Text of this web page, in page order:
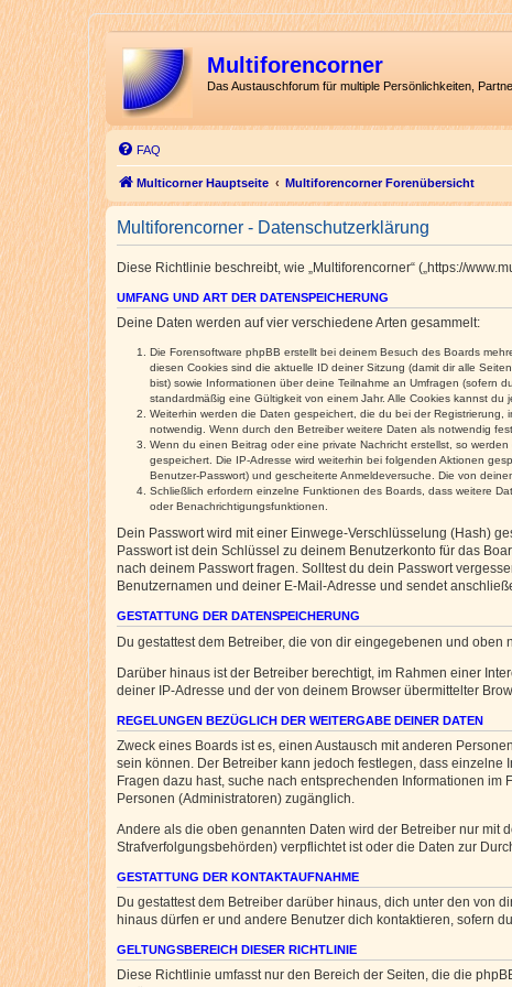
Multiforencorner
Das Austauschforum für multiple Persönlichkeiten,
FAQ
Multicorner Hauptseite Multiforencorner Forenübersicht
Multiforencorner - Datenschutzerklärung
Diese Richtlinie beschreibt, wie „Multiforencorner“ („https://
UMFANG UND ART DER DATENSPEICHERUNG
Deine Daten werden auf vier verschiedene Arten gesammelt:
Die Forensoftware phpBB erstellt bei deinem Besuch des Boards
diesen Cookies sind die aktuelle ID deiner Sitzung (damit dir alle
bist) sowie Informationen über deine Teilnahme an Umfragen (sofern
standardmäßig eine Gültigkeit von einem Jahr. Alle Cookies kannst du
Weiterhin werden die Daten gespeichert, die du bei der
notwendig. Wenn durch den Betreiber weitere Daten als notwendig
Wenn du einen Beitrag oder eine private Nachricht erstellst, so
gespeichert. Die IP-Adresse wird weiterhin bei folgenden Aktionen
Benutzer-Passwort) und gescheiterte Anmeldeversuche. Die von
Schließlich erfordern einzelne Funktionen des Boards, dass weitere
oder Benachrichtigungsfunktionen.
Dein Passwort wird mit einer Einwege-Verschlüsselung (Hash)
Passwort ist dein Schlüssel zu deinem Benutzerkonto für das
nach deinem Passwort fragen. Solltest du dein Passwort
Benutzernamen und deiner E-Mail-Adresse und sendet
GESTATTUNG DER DATENSPEICHERUNG
Du gestattest dem Betreiber, die von dir eingegebenen und
Darüber hinaus ist der Betreiber berechtigt, im Rahmen einer
deiner IP-Adresse und der von deinem Browser übermittelter
REGELUNGEN BEZÜGLICH DER WEITERGABE DEINER DATEN
Zweck eines Boards ist es, einen Austausch mit anderen
sein können. Der Betreiber kann jedoch festlegen, dass einzelne
Fragen dazu hast, suche nach entsprechenden Informationen
Personen (Administratoren) zugänglich.
Andere als die oben genannten Daten wird der Betreiber nur mit
Strafverfolgungsbehörden) verpflichtet ist oder die Daten zur
GESTATTUNG DER KONTAKTAUFNAHME
Du gestattest dem Betreiber darüber hinaus, dich unter den von
hinaus dürfen er und andere Benutzer dich kontaktieren, sofern
GELTUNGSBEREICH DIESER RICHTLINIE
Diese Richtlinie umfasst nur den Bereich der Seiten, die die